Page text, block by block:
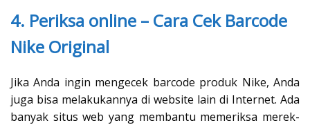
4. Periksa online – Cara Cek Barcode
Nike Original
Jika Anda ingin mengecek barcode produk Nike, Anda
juga bisa melakukannya di website lain di Internet. Ada
banyak situs web yang membantu memeriksa merek-